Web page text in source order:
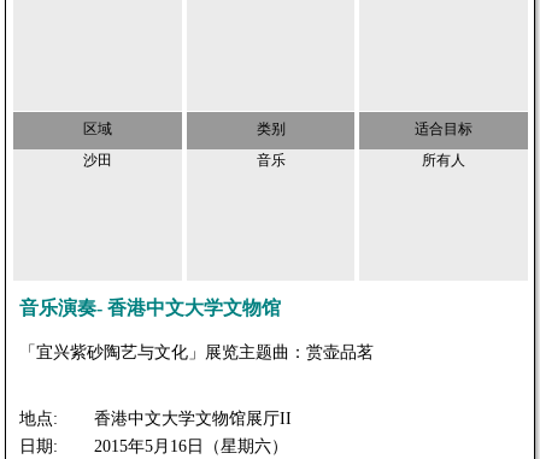
区域
沙田
类别
音乐
适合目标
所有人
音乐演奏- 香港中文大学文物馆
「宜兴紫砂陶艺与文化」展览主题曲：赏壶品茗
地点:
香港中文大学文物馆展厅II
日期:
2015年5月16日（星期六）